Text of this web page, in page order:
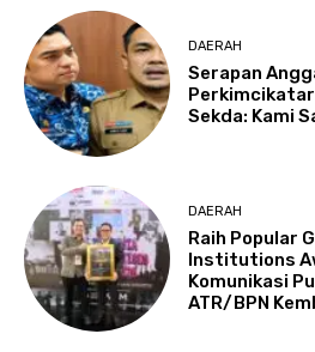
DAERAH
Serapan
Sekda: Kami
DAERAH
Raih Popular
Institutions
Komunikasi
ATR/BPN